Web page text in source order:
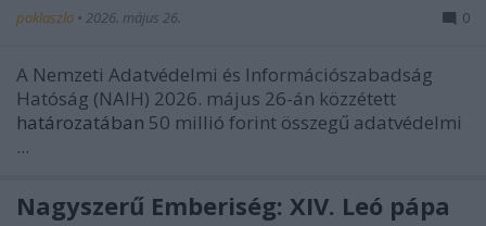
poklaszlo • 2026. május 26. 0
A Nemzeti Adatvédelmi és Információszabadság
Hatóság (NAIH) 2026. május 26-án közzétett
határozatában 50 millió forint összegű adatvédelmi
...
Nagyszerű Emberiség: XIV. Leó pápa